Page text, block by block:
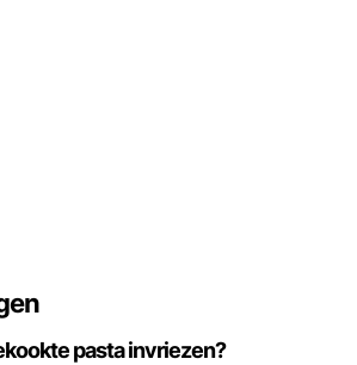
pasta invriezen?